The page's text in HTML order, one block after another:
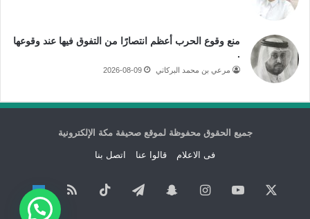
منع وقوع الحرب أعظم انتصارًا من التفوق فيها عند وقوعها
.
مرعي بن محمد البركاتي 2026-08-09
جميع الحقوق محفوظة لموقع صحيفة مكة الإلكترونية
فى الاعلام قالوا عنا اتصل بنا
‫YouTubeانستقرامسناب تيلقرام ‫TikTok ملخص